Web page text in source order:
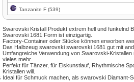
Tanzanite F (539)
Swarovski Kristall Produkt extrem hell und funkelnd
Swarovski 1681 Form ist einzigartig.
Factory-Container oder Stücke können erworben
Das Halbzeug swarovski swarovski 1681 gut mit
Umfangreiche Verwendung von Swarovski-Kristallen
vieles mehr.
Perfekt für Tänzer, für Eiskunstlauf Rhythmische
Kristallen will
Ideal für Schmuck machen, als swarovski Diamant-